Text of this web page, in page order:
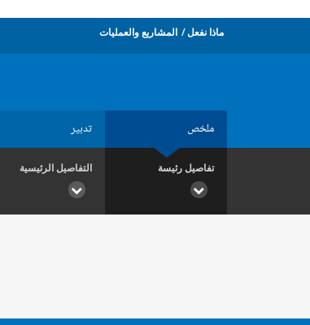
ماذا نفعل المشاريع والعمليات
ملخص تدبير
تفاصيل رئيسة التفاصيل الرئيسية